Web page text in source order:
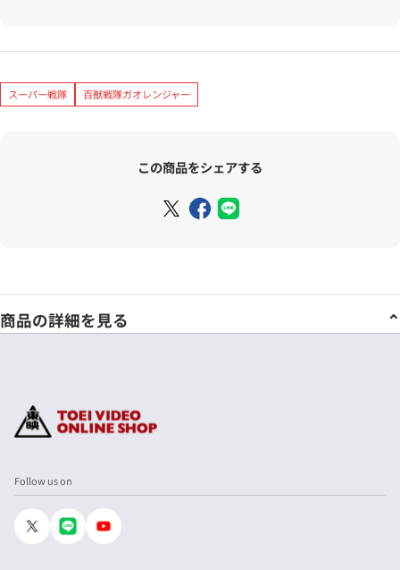
スーパー戦隊 百獣戦隊ガオレンジャー
この商品をシェアする
商品の詳細を見る
Follow us on